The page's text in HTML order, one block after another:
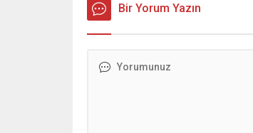
organizasyon, yüzlerce katılımcının
yanı sıra birbirinden renkli
etkinliklerle unutulmaz anlara
GÜCÜ… Mersin, Adana, Gaziantep,
Bir Yorum Yazın